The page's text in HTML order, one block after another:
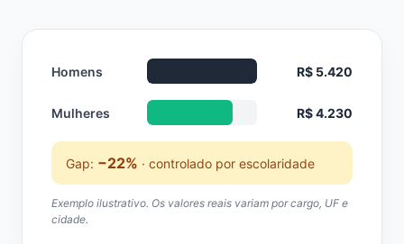
Homens R$ 5.420
Mulheres R$ 4.230
Gap: −22% · controlado por escolaridade
Exemplo ilustrativo. Os valores reais variam por cargo, UF e
cidade.